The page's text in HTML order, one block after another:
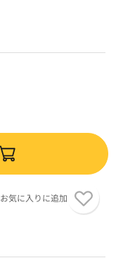
お気に入りに追加